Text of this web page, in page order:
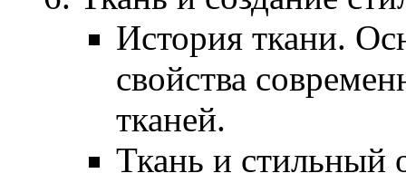
История ткани.
свойства
тканей.
Ткань и стильный